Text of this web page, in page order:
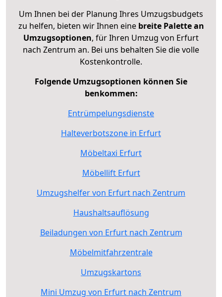
Um Ihnen bei der Planung Ihres Umzugsbudgets
zu helfen, bieten wir Ihnen eine breite Palette an
Umzugsoptionen, für Ihren Umzug von Erfurt
nach Zentrum an. Bei uns behalten Sie die volle
Kostenkontrolle.
Folgende Umzugsoptionen können Sie
benkommen:
Entrümpelungsdienste
Halteverbotszone in Erfurt
Möbeltaxi Erfurt
Möbellift Erfurt
Umzugshelfer von Erfurt nach Zentrum
Haushaltsauflösung
Beiladungen von Erfurt nach Zentrum
Möbelmitfahrzentrale
Umzugskartons
Mini Umzug von Erfurt nach Zentrum